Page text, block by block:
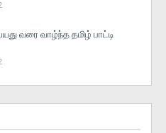
வரை வாழ்ந்த தமிழ் பாட்டி